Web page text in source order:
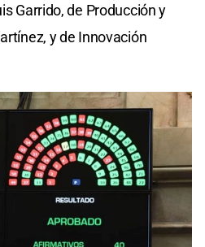
Garrido, de Producción y
y de Innovación